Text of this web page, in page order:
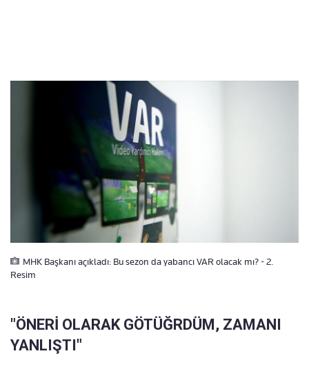
MHK Başkanı açıkladı: Bu sezon da yabancı VAR olacak mı? - 2.
Resim
"ÖNERİ OLARAK GÖTÜĞRDÜM, ZAMANI
YANLIŞTI"